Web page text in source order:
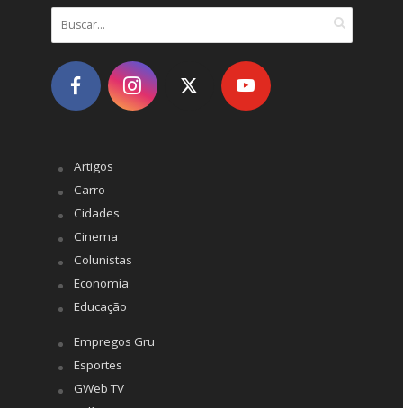
Artigos
Carro
Cidades
Cinema
Colunistas
Economia
Educação
Empregos Gru
Esportes
GWeb TV